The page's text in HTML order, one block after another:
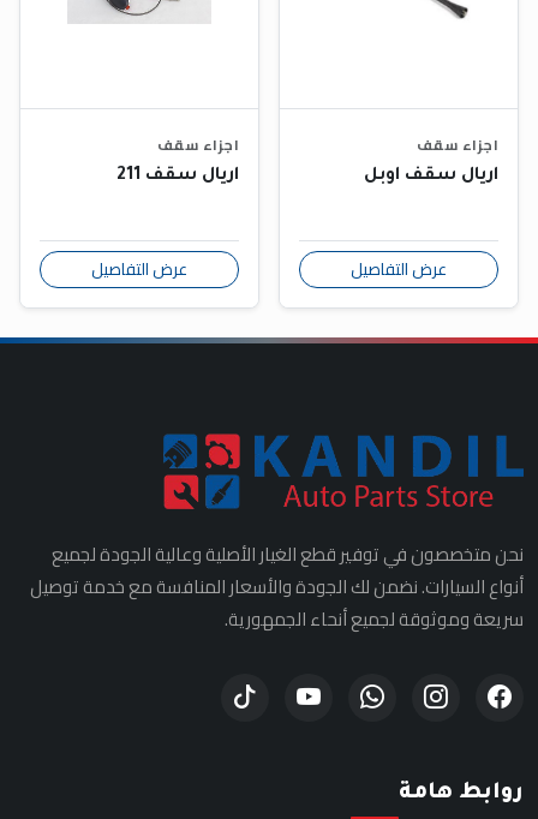
اجزاء سقف
اريال سقف اوبل
عرض التفاصيل
اجزاء سقف
اريال سقف 211
عرض التفاصيل
نحن متخصصون في توفير قطع الغيار الأصلية وعالية الجودة لجميع
أنواع السيارات. نضمن لك الجودة والأسعار المنافسة مع خدمة توصيل
سريعة وموثوقة لجميع أنحاء الجمهورية.
روابط هامة